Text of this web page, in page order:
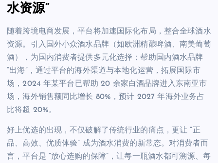
水资源”
随着跨境电商发展，平台将加速国际化布局，整合全球酒水
资源。引入国外小众酒水品牌（如欧洲精酿啤酒、南美葡萄
酒），为国内消费者提供多元化选择；帮助国内酒水品牌
“出海”，通过平台的海外渠道与本地化运营，拓展国际市
场，2024 年某平台已帮助 20 余家白酒品牌进入东南亚市
场，海外销售额同比增长 80%，预计 2027 年海外业务占
比将超 20%。
好上优选的出现，不仅破解了传统行业的痛点，更让 “正
品、高效、优质体验” 成为酒水消费的新常态。对消费者而
言，平台是 “放心选购的保障”，让每一瓶酒水都可溯源、每